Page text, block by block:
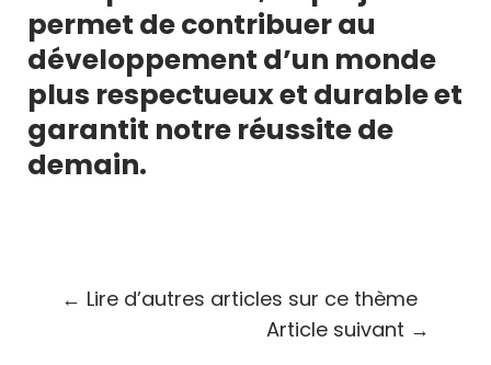
permet de contribuer au
développement d’un monde
plus respectueux et durable et
garantit notre réussite de
demain.
← Lire d’autres articles sur ce thème
Article suivant →